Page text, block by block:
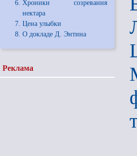
Хроники созревания
нектара
Цена улыбки
О докладе Д. Энтина
Реклама